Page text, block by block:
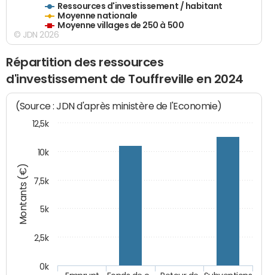
Ressources d'investissement / habitant
Moyenne nationale
Moyenne villages de 250 à 500
© JDN 2026
Répartition des ressources
d'investissement de Touffreville en 2024
Montants (€)
(Source : JDN d'après ministère de l'Economie)
0k
2,5k
5k
7,5k
10k
12,5k